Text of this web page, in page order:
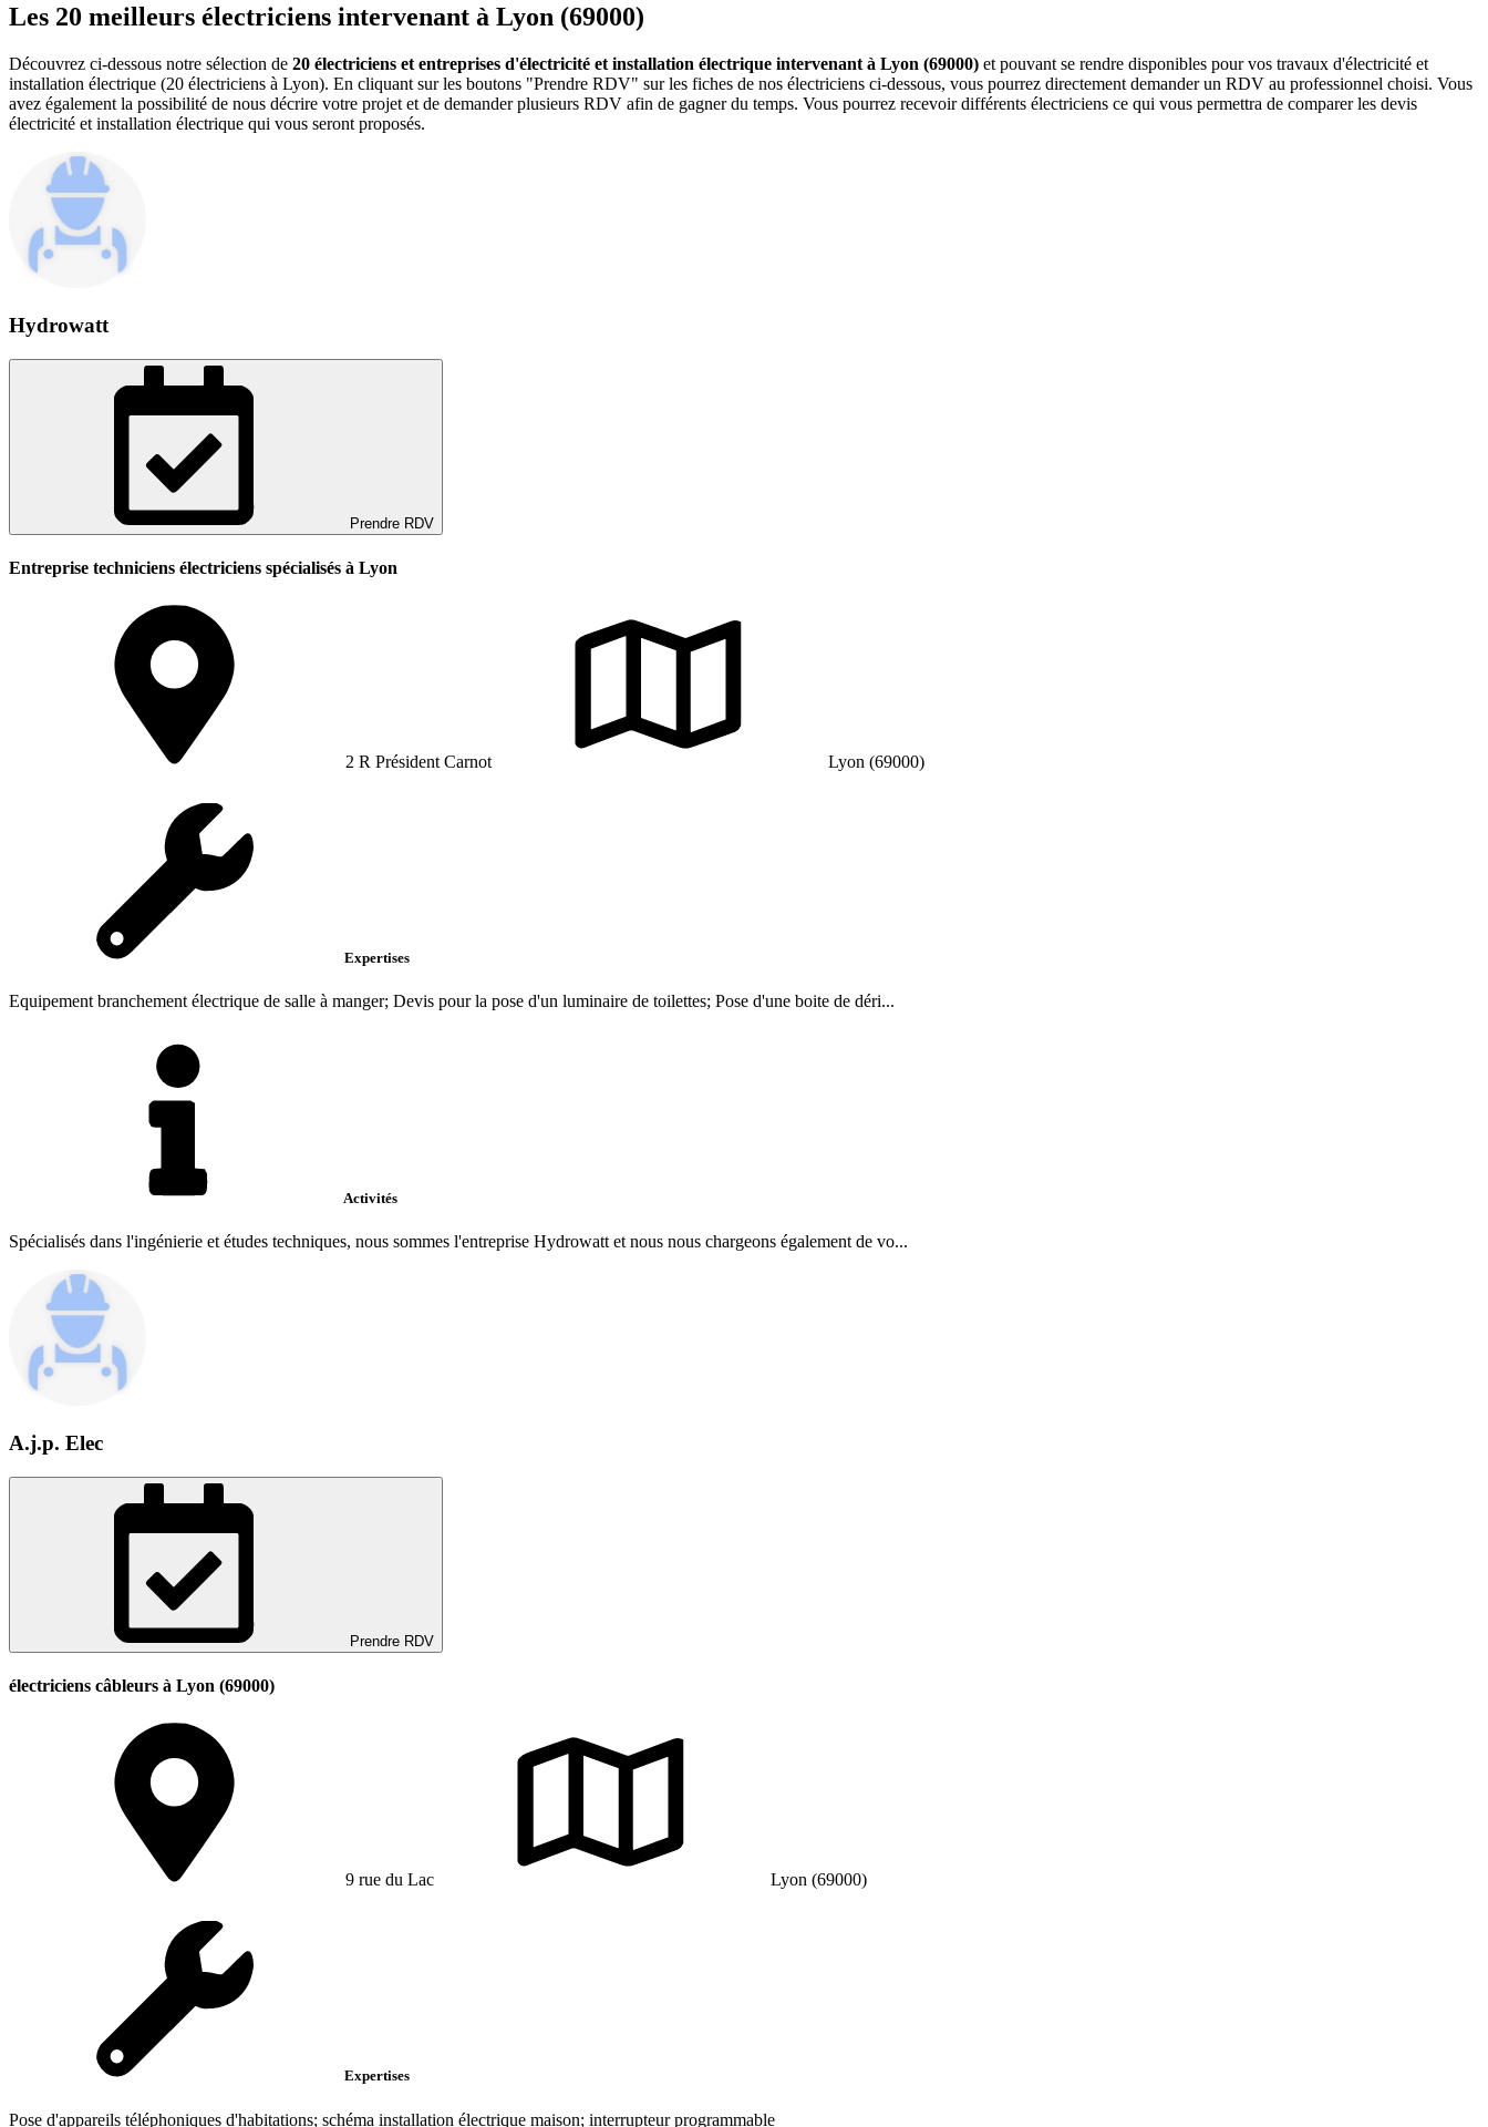
Les 20 meilleurs électriciens intervenant à Lyon (69000)
Découvrez ci-dessous notre sélection de 20 électriciens et entreprises d'électricité et installation électrique intervenant à Lyon (69000) et pouvant se rendre disponibles pour vos travaux d'électricité et
installation électrique (20 électriciens à Lyon). En cliquant sur les boutons "Prendre RDV" sur les fiches de nos électriciens ci-dessous, vous pourrez directement demander un RDV au professionnel choisi. Vous
avez également la possibilité de nous décrire votre projet et de demander plusieurs RDV afin de gagner du temps. Vous pourrez recevoir différents électriciens ce qui vous permettra de comparer les devis
électricité et installation électrique qui vous seront proposés.
Hydrowatt
Prendre RDV
Entreprise techniciens électriciens spécialisés à Lyon
2 R Président Carnot Lyon (69000)
Expertises
Equipement branchement électrique de salle à manger; Devis pour la pose d'un luminaire de toilettes; Pose d'une boite de déri...
Activités
Spécialisés dans l'ingénierie et études techniques, nous sommes l'entreprise Hydrowatt et nous nous chargeons également de vo...
A.j.p. Elec
Prendre RDV
électriciens câbleurs à Lyon (69000)
9 rue du Lac Lyon (69000)
Expertises
Pose d'appareils téléphoniques d'habitations; schéma installation électrique maison; interrupteur programmable